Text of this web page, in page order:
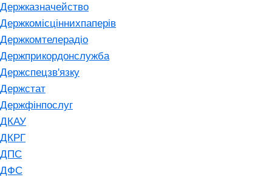
Держказначейство
Держкомісціннихпаперів
Держкомтелерадіо
Держприкордонслужба
Держспецзв'язку
Держстат
Держфінпослуг
ДКАУ
ДКРГ
ДПС
ДФС